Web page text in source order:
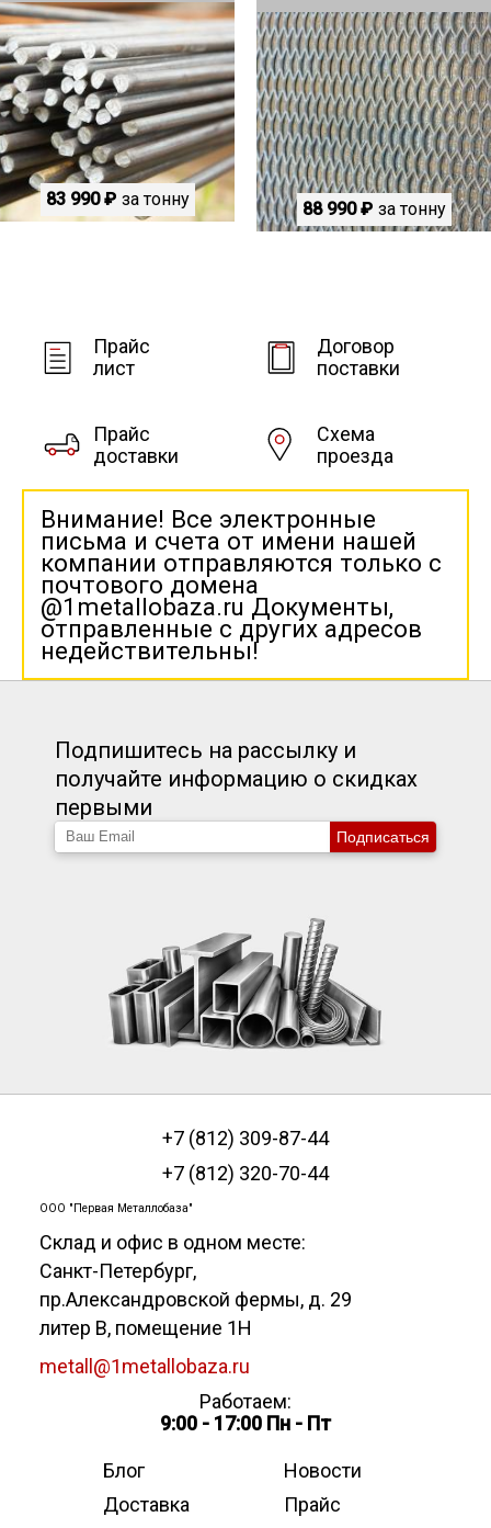
83 990 ₽ за тонну 88 990 ₽ за тонну
Прайс
лист
Договор
поставки
Прайс
доставки
Схема
проезда
Внимание! Все электронные
письма и счета от имени нашей
компании отправляются только с
почтового домена
@1metallobaza.ru Документы,
отправленные с других адресов
недействительны!
Подпишитесь на рассылку и
получайте информацию о скидках
первыми
Подписаться
+7 (812) 309-87-44
+7 (812) 320-70-44
ООО "Первая Металлобаза"
Склад и офис в одном месте:
Санкт-Петербург,
пр.Александровской фермы, д. 29
литер В, помещение 1Н
metall@1metallobaza.ru
Работаем:
9:00 - 17:00 Пн - Пт
Блог
Новости
Доставка
Прайс